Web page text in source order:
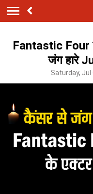
Fantastic Four
जंग हारे
Saturday, Jul